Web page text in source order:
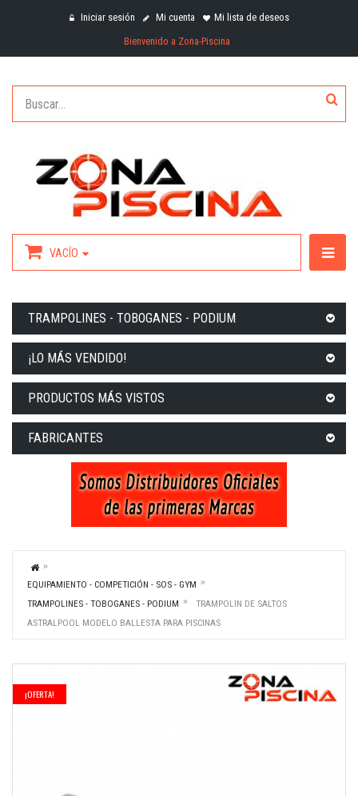
Iniciar sesión Mi cuenta
Mi lista de deseos
Bienvenido a Zona-Piscina
VACÍO
TRAMPOLINES - TOBOGANES - PODIUM
¡LO MÁS VENDIDO!
PRODUCTOS MÁS VISTOS
FABRICANTES
EQUIPAMIENTO - COMPETICIÓN - SOS - GYM
TRAMPOLINES - TOBOGANES - PODIUM
TRAMPOLIN DE SALTOS
ASTRALPOOL MODELO BALLESTA PARA PISCINAS
¡OFERTA!